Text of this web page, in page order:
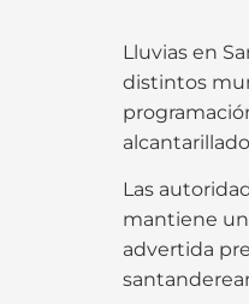
Lluvias en
distintos
Las
mantiene
advertida